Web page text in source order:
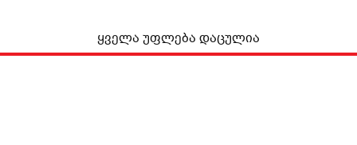
ყველა უფლება დაცულია